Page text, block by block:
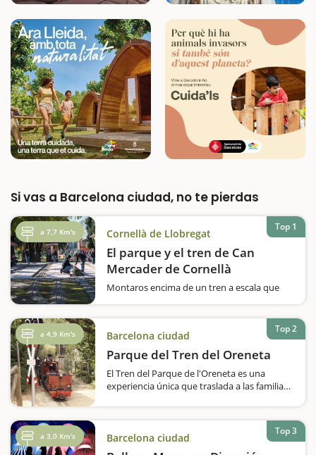
Si vas a Barcelona ciudad, no te pierdas
a 7,7 Km's Cornellà de Llobregat
El parque y el tren de Can
Mercader de Cornellà
Montaros encima de un tren a escala que
gustan los trenes? Queréis hacer una vuelta
en un ferrocarril a escala? El Parque
de Can Mercader, que se inauguró el 1987,…
Top 1
a 4,9 Km's Barcelona ciudad
Parque del Tren del Oreneta
El Tren del Parque de l'Oreneta es una
experiencia única que traslada a las familias
en el distrito de Sarrià-Sant Gervasi de
Barcelona, este…
Top 2
a 3,0 Km's Barcelona ciudad
Top 3